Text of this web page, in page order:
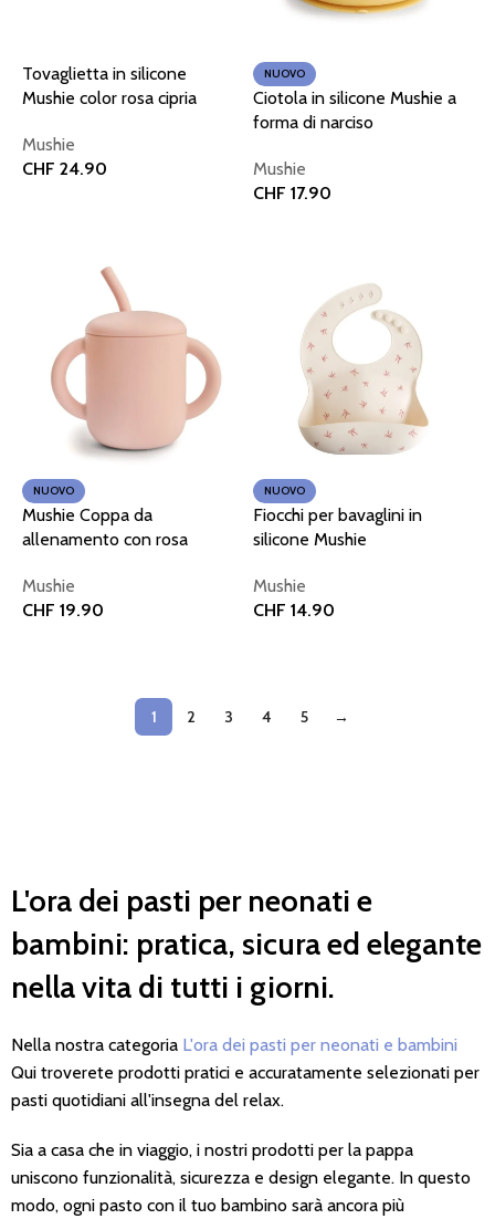
Tovaglietta in silicone
Mushie color rosa cipria
Mushie
CHF 24.90
NUOVO
Ciotola in silicone Mushie a
forma di narciso
Mushie
CHF 17.90
NUOVO
Mushie Coppa da
allenamento con rosa
Mushie
CHF 19.90
NUOVO
Fiocchi per bavaglini in
silicone Mushie
Mushie
CHF 14.90
1 2 3 4 5 →
L'ora dei pasti per neonati e
bambini: pratica, sicura ed elegante
nella vita di tutti i giorni.
Nella nostra categoria L'ora dei pasti per neonati e bambini
Qui troverete prodotti pratici e accuratamente selezionati per
pasti quotidiani all'insegna del relax.
Sia a casa che in viaggio, i nostri prodotti per la pappa
uniscono funzionalità, sicurezza e design elegante. In questo
modo, ogni pasto con il tuo bambino sarà ancora più